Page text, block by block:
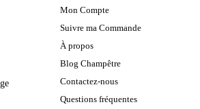
Mon Compte
Suivre ma Commande
À propos
Blog Champêtre
Contactez-nous
Questions fréquentes